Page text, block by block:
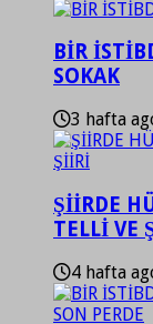
BİR
SOKAK
3 hafta
ŞİİRDE
TELLİ VE
4 hafta